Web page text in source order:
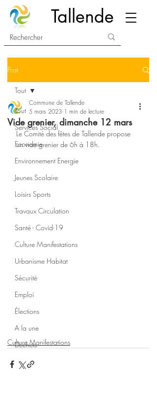
Tallende
Post
Tout
Services Social
Economie
Environnement Energie
Jeunes Scolaire
Loisirs Sports
Travaux Circulation
Santé - Covid-19
Culture Manifestations
Urbanisme Habitat
Sécurité
Emploi
Élections
A la une
Déchets
Tout
Vide grenier, dimanche 12 mars
Commune de Tallende
5 mars 2023 1 min de lecture
Le Comité des fêtes de Tallende propose
un vide grenier de 6h à 18h.
Culture Manifestations